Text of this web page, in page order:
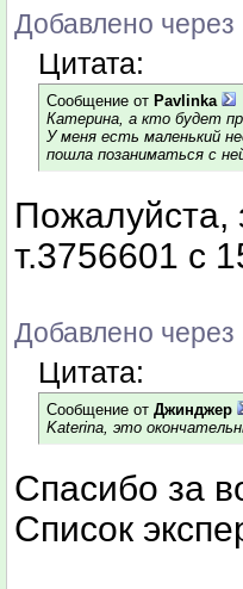
Добавлено через
Цитата:
Сообщение от Pavlinka
Катерина, а кто будет
У меня есть маленький
пошла позаниматься с
Пожалуйста,
т.3756601 с
Добавлено через
Цитата:
Сообщение от Джинджер
Katerina, это
Спасибо за
Список